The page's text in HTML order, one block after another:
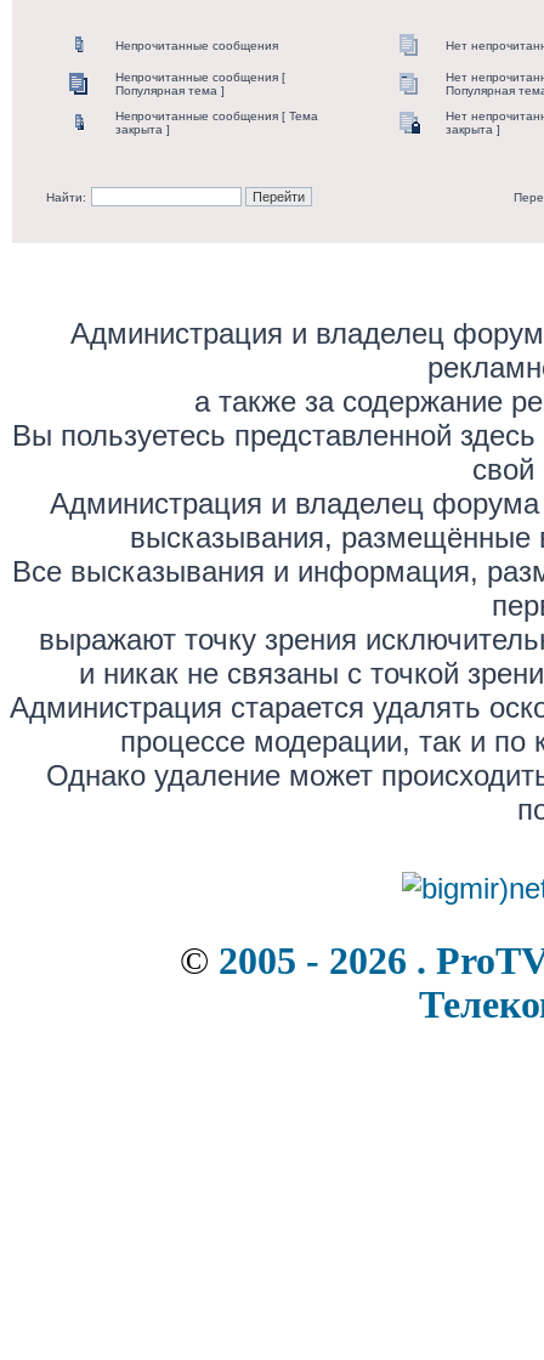
Непрочитанные сообщения Нет
Непрочитанные сообщения [
Популярная тема ]
Нет
Популярная
Непрочитанные сообщения [ Тема
закрыта ]
Нет
закрыта ]
Найти:
Администрация и владелец
а также за содержание
Вы пользуетесь представленной
свой
Администрация и владелец форума
высказывания, размещённые
Все высказывания и информация,
выражают точку зрения
и никак не связаны с точкой
Администрация старается удалять
процессе модерации, так и по
Однако удаление может
© 2005 - 2026 .